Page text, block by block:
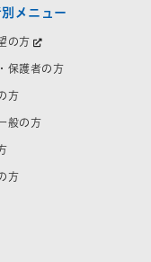
メニュー
の方
保護者の方
方
般の方
方